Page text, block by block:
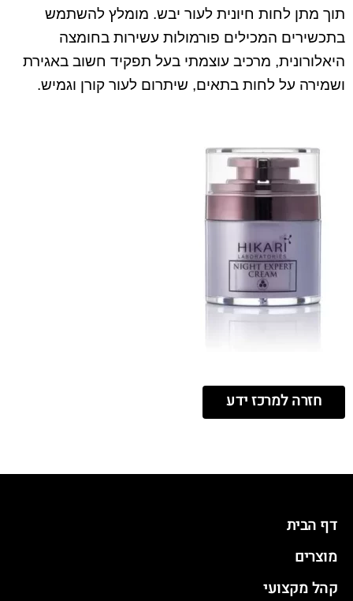
תוך מתן לחות חיונית לעור יבש. מומלץ להשתמש
בתכשירים המכילים פורמולות עשירות בחומצה
היאלורונית, מרכיב עוצמתי בעל תפקיד חשוב באגירת
ושמירה על לחות בתאים, שיתרום לעור קורן וגמיש.
חזרה למרכז ידע
דף הבית
מוצרים
קהל מקצועי